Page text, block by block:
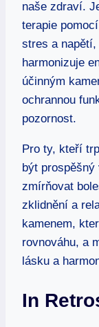
naše zdraví.
terapie pomocí
stres a napětí,
harmonizuje
účinným
ochrannou
pozornost.
Pro ty, kteří
být prospěšný
zmírňovat
zklidnění a
kamenem,
rovnováhu, a
lásku a
In